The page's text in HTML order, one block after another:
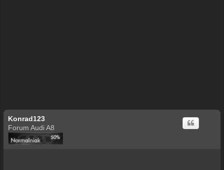
Konrad123
Forum Audi A8